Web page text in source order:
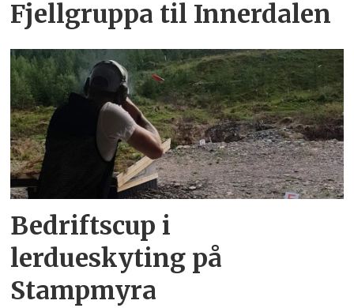
Fjellgruppa til Innerdalen
Bedriftscup i
lerdueskyting på
Stampmyra